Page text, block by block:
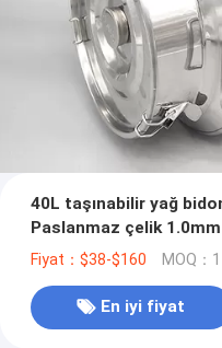
40L taşınabilir yağ
Paslanmaz çelik
Fiyat：$38-$160 MOQ：
En iyi fiyat